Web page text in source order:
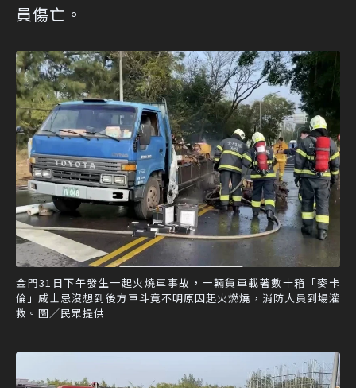
員傷亡。
金門31日下午發生一起火燒車事故，一輛貨車載著數十箱「麥卡
倫」威士忌沒想到後方車斗竟不明原因起火燃燒，消防人員到場灌
救。圖／民眾提供